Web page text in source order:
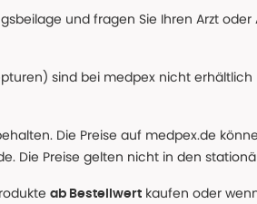
und fragen Sie Ihren Arzt
sind bei medpex nicht
Die Preise auf medpex.de
Die Preise gelten nicht in den
ab Bestellwert kaufen oder